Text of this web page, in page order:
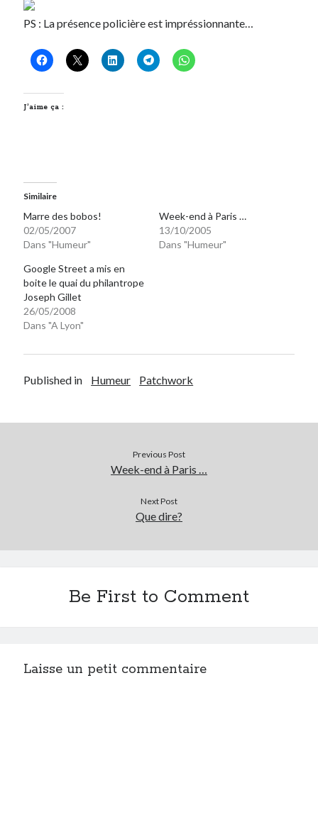
personnelle
Commentaires récents
On parle de quoi ?
A Lyon
Coup de coeur
Daddy
Engagé
Geek
Lectures
Sons
PS : La présence policière est impréssionnante…
J’aime ça :
Similaire
Marre des bobos!
02/05/2007
Dans "Humeur"
Week-end à Paris …
13/10/2005
Dans "Humeur"
Google Street a mis en
boite le quai du philantrope
Joseph Gillet
26/05/2008
Dans "A Lyon"
Published in Humeur Patchwork
Previous Post
Week-end à Paris …
Next Post
Que dire?
Be First to Comment
Laisse un petit commentaire